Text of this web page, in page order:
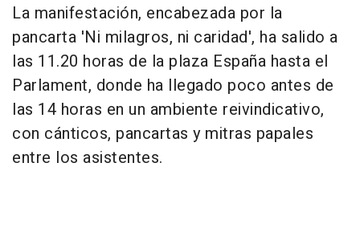
La manifestación, encabezada por la
pancarta 'Ni milagros, ni caridad', ha salido a
las 11.20 horas de la plaza España hasta el
Parlament, donde ha llegado poco antes de
las 14 horas en un ambiente reivindicativo,
con cánticos, pancartas y mitras papales
entre los asistentes.